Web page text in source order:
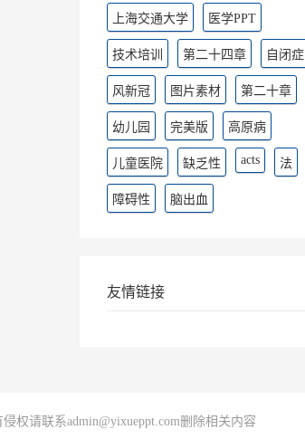
上海交通大学 医学PPT
技术培训 第二十四章 自闭症
风新冠 图片素材 第二十章
幼儿园 完美版 高原病
儿童医院 缺乏性 acts 法
障碍性 脑出血
友情链接
权请联系admin@yixueppt.com删除相关内容